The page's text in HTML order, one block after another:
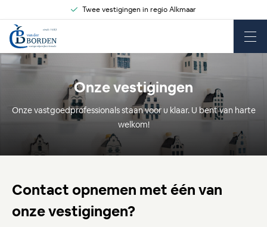
Twee vestigingen in regio Alkmaar
Onze vestigingen
Onze vastgoedprofessionals staan voor u klaar. U bent van harte
welkom!
Contact opnemen met één van
onze vestigingen?